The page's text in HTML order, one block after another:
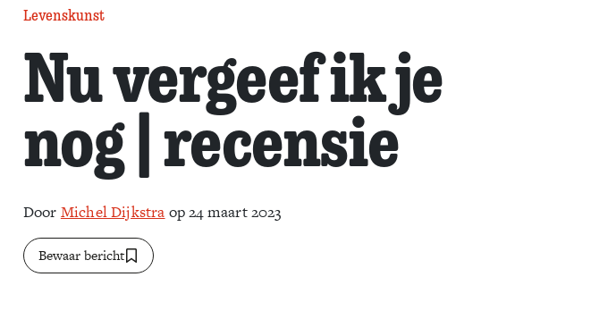
Levenskunst
Nu vergeef ik je
nog | recensie
Door Michel Dijkstra op 24 maart 2023
Bewaar bericht